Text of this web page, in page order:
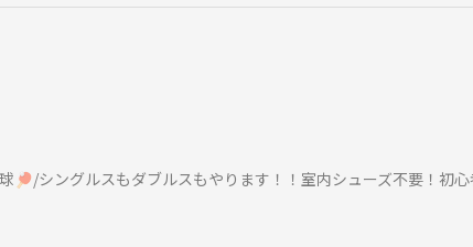
ングルスもダブルスもやります！！室内シューズ不要！初心者、未経験大歓迎！に